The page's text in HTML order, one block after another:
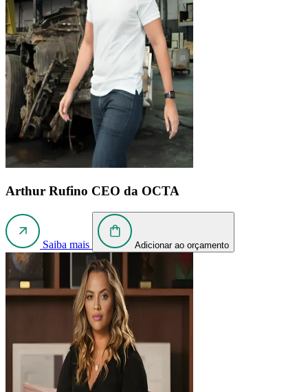
Arthur Rufino CEO da OCTA
Saiba mais Adicionar ao orçamento